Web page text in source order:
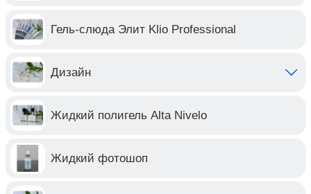
Гель-слюда Элит Klio Professional
Дизайн
Жидкий полигель Alta Nivelo
Жидкий фотошоп